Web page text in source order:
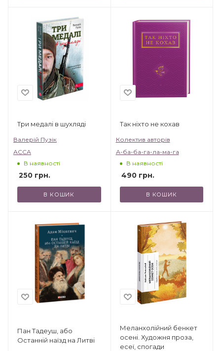
Три медалі в шухляді
Валерій Пузік
АССА
В наявності
250 грн.
В КОШИК
Так ніхто не кохав
Колектив авторів
А-ба-ба-га-ла-ма-га
В наявності
490грн.
В КОШИК
Пан Тадеуш, або
Останній наїзд на Литві
Меланхолійний бенкет
осені. Художня проза,
есеї, спогади